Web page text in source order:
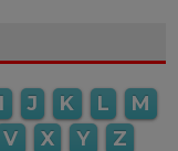
I J K L
M
V X Y Z